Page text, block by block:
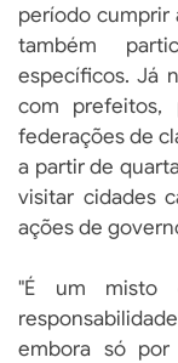
período cumprir
também
específicos. Já
com prefeitos,
federações de
a partir de
visitar cidades
ações de
"É um misto
embora só por